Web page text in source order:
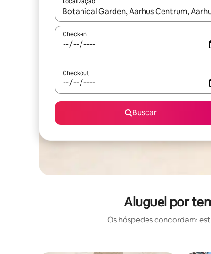
Quando os resultados estiverem disponíveis,
Check-in
Checkout
Buscar
Aluguel por
Os hóspedes concordam: